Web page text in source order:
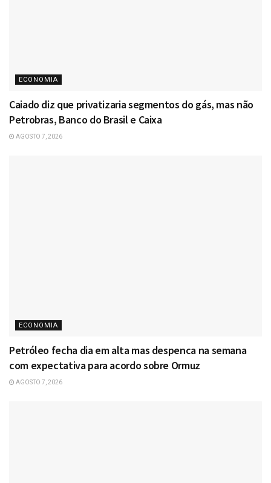
ECONOMIA
Caiado diz que privatizaria segmentos do gás, mas não
Petrobras, Banco do Brasil e Caixa
AGOSTO 7, 2026
ECONOMIA
Petróleo fecha dia em alta mas despenca na semana
com expectativa para acordo sobre Ormuz
AGOSTO 7, 2026